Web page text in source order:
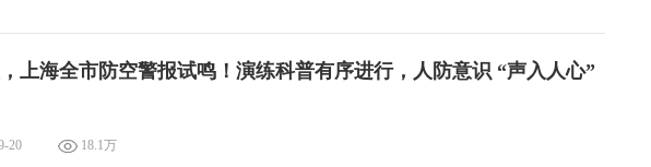
上海全市防空警报试鸣！演练科普有序进行，人防意识 “声入人心”
20 18.1万